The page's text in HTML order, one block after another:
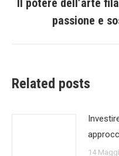
Il potere dell’arte
passione e
Related posts
14